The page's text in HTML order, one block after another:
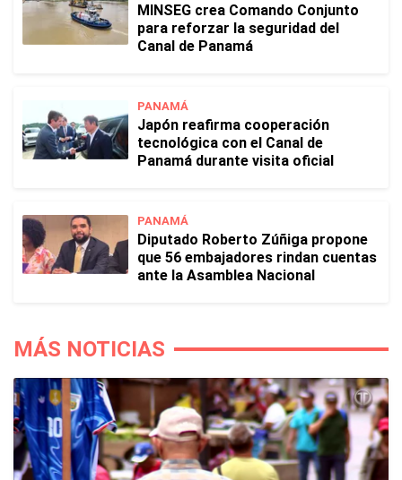
MINSEG crea Comando Conjunto
para reforzar la seguridad del
Canal de Panamá
PANAMÁ
Japón reafirma cooperación
tecnológica con el Canal de
Panamá durante visita oficial
PANAMÁ
Diputado Roberto Zúñiga propone
que 56 embajadores rindan cuentas
ante la Asamblea Nacional
MÁS NOTICIAS